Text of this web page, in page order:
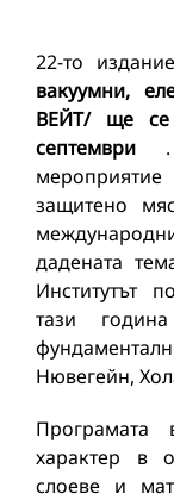
22-то
вакуумни,
ВЕЙТ/ ще
септември
защитено
дадената
Институтът
тази
Нювегейн,
характер в
слоеве и